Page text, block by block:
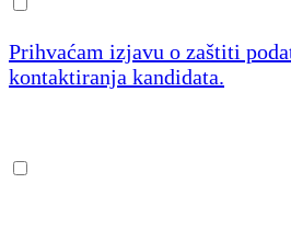
Prihvaćam izjavu o zaštiti
kontaktiranja kandidata.